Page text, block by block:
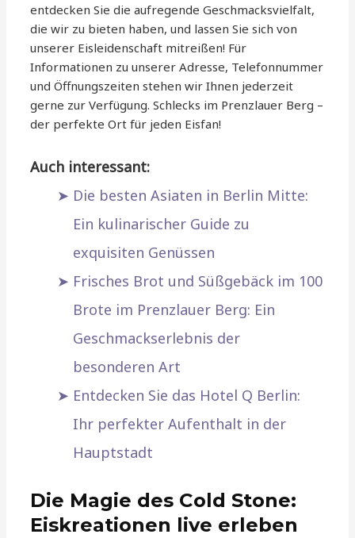
entdecken Sie die aufregende Geschmacksvielfalt,
die wir zu bieten haben, und lassen Sie sich von
unserer Eisleidenschaft mitreißen! Für
Informationen zu unserer Adresse, Telefonnummer
und Öffnungszeiten stehen wir Ihnen jederzeit
gerne zur Verfügung. Schlecks im Prenzlauer Berg –
der perfekte Ort für jeden Eisfan!
Auch interessant:
Die besten Asiaten in Berlin Mitte:
Ein kulinarischer Guide zu
exquisiten Genüssen
Frisches Brot und Süßgebäck im 100
Brote im Prenzlauer Berg: Ein
Geschmackserlebnis der
besonderen Art
Entdecken Sie das Hotel Q Berlin:
Ihr perfekter Aufenthalt in der
Hauptstadt
Die Magie des Cold Stone:
Eiskreationen live erleben